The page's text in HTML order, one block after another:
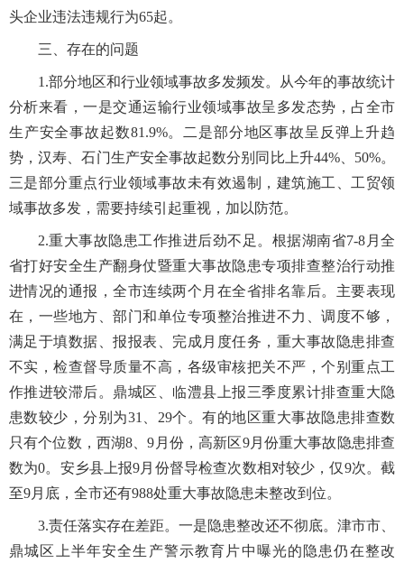
头企业违法违规行为65起。
三、存在的问题
1.部分地区和行业领域事故多发频发。从今年的事故统计
分析来看，一是交通运输行业领域事故呈多发态势，占全市
生产安全事故起数81.9%。二是部分地区事故呈反弹上升趋
势，汉寿、石门生产安全事故起数分别同比上升44%、50%。
三是部分重点行业领域事故未有效遏制，建筑施工、工贸领
域事故多发，需要持续引起重视，加以防范。
2.重大事故隐患工作推进后劲不足。根据湖南省7-8月全
省打好安全生产翻身仗暨重大事故隐患专项排查整治行动推
进情况的通报，全市连续两个月在全省排名靠后。主要表现
在，一些地方、部门和单位专项整治推进不力、调度不够，
满足于填数据、报报表、完成月度任务，重大事故隐患排查
不实，检查督导质量不高，各级审核把关不严，个别重点工
作推进较滞后。鼎城区、临澧县上报三季度累计排查重大隐
患数较少，分别为31、29个。有的地区重大事故隐患排查数
只有个位数，西湖8、9月份，高新区9月份重大事故隐患排查
数为0。安乡县上报9月份督导检查次数相对较少，仅9次。截
至9月底，全市还有988处重大事故隐患未整改到位。
3.责任落实存在差距。一是隐患整改还不彻底。津市市、
鼎城区上半年安全生产警示教育片中曝光的隐患仍在整改